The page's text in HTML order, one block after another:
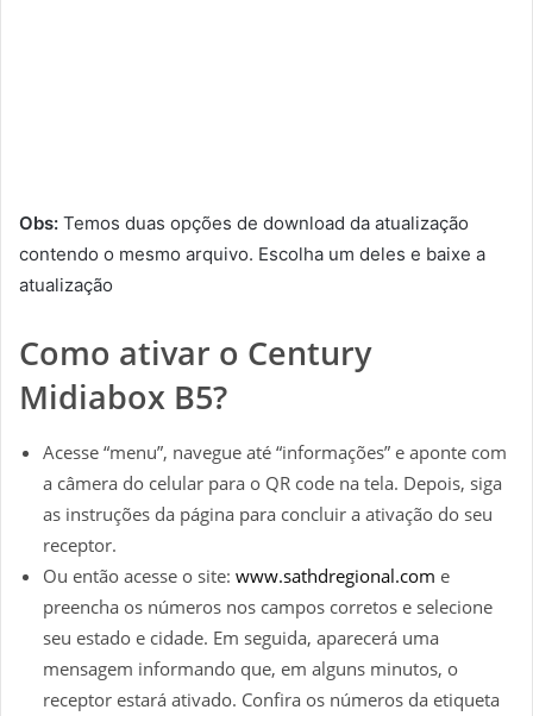
Obs: Temos duas opções de download da atualização
contendo o mesmo arquivo. Escolha um deles e baixe a
atualização
Como ativar o Century
Midiabox B5?
Acesse “menu”, navegue até “informações” e aponte com
a câmera do celular para o QR code na tela. Depois, siga
as instruções da página para concluir a ativação do seu
receptor.
Ou então acesse o site: www.sathdregional.com e
preencha os números nos campos corretos e selecione
seu estado e cidade. Em seguida, aparecerá uma
mensagem informando que, em alguns minutos, o
receptor estará ativado. Confira os números da etiqueta